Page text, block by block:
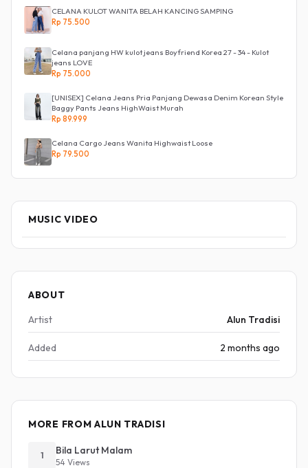
CELANA KULOT WANITA BELAH KANCING SAMPING
Rp 75.500
Celana panjang HW kulot jeans Boyfriend Korea 27 - 34 - Kulot
jeans LOVE
Rp 75.000
[UNISEX] Celana Jeans Pria Panjang Dewasa Denim Korean Style
Baggy Pants Jeans HighWaist Murah
Rp 89.999
Celana Cargo Jeans Wanita Highwaist Loose
Rp 79.500
MUSIC VIDEO
ABOUT
Artist
Alun Tradisi
Added 2 months ago
MORE FROM ALUN TRADISI
1 Bila Larut Malam
54 Views